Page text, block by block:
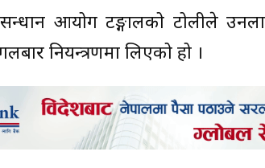
आयोग टङ्गालको टोलीले
नियन्त्रणमा लिएको हो ।